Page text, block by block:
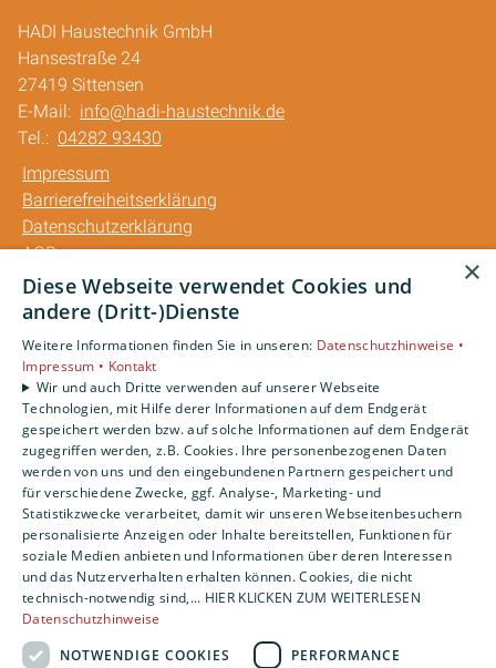
HADI Haustechnik GmbH
Hansestraße 24
27419 Sittensen
E-Mail: info@hadi-haustechnik.de
Tel.: 04282 93430
Impressum
Barrierefreiheitserklärung
Datenschutzerklärung
AGB
Unsere Bereiche
Gewerbekunden
Karriere
Unternehmen
Kontakt
×
Diese Webseite verwendet Cookies und
andere (Dritt-)Dienste
Weitere Informationen finden Sie in unseren: Datenschutzhinweise •
Impressum • Kontakt
Wir und auch Dritte verwenden auf unserer Webseite
Technologien, mit Hilfe derer Informationen auf dem Endgerät
gespeichert werden bzw. auf solche Informationen auf dem Endgerät
zugegriffen werden, z.B. Cookies. Ihre personenbezogenen Daten
werden von uns und den eingebundenen Partnern gespeichert und
für verschiedene Zwecke, ggf. Analyse-, Marketing- und
Statistikzwecke verarbeitet, damit wir unseren Webseitenbesuchern
personalisierte Anzeigen oder Inhalte bereitstellen, Funktionen für
soziale Medien anbieten und Informationen über deren Interessen
und das Nutzerverhalten erhalten können. Cookies, die nicht
technisch-notwendig sind,... HIER KLICKEN ZUM WEITERLESEN
Datenschutzhinweise
NOTWENDIGE COOKIES
PERFORMANCE